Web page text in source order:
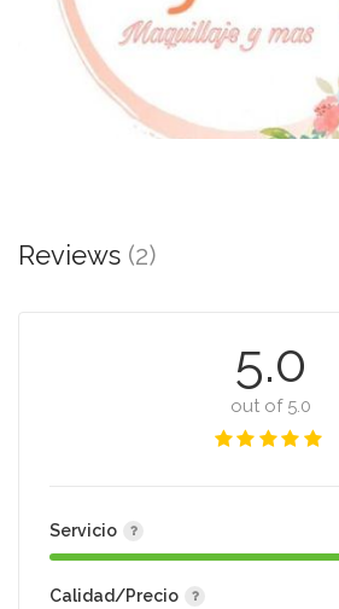
Reviews (2)
5.0
out of 5.0
Servicio
Calidad/Precio